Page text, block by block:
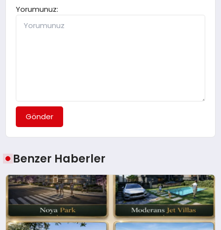
Yorumunuz:
Gönder
Benzer Haberler